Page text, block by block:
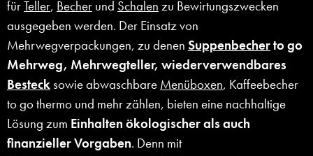
fürTeller, Becher und Schalen zu Bewirtungszwecken
ausgegeben werden. Der Einsatz von
Mehrwegverpackungen, zu denen Suppenbecherto go
Mehrweg, Mehrwegteller, wiederverwendbares
Bestecksowie abwaschbare Menüboxen, Kaffeebecher
to go thermo und mehr zählen, bieten eine nachhaltige
Lösung zum Einhalten ökologischer als auch
finanzieller Vorgaben. Denn mit